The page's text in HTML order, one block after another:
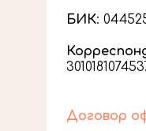
Договор
БИК: